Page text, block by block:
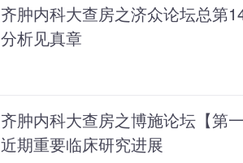
齐肿内科大查房之济众论坛总第
分析见真章
齐肿内科大查房之博施论坛【第
近期重要临床研究进展